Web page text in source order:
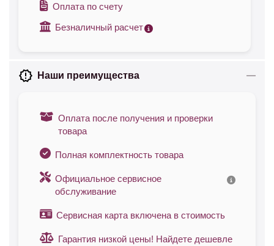
Оплата по счету
Безналичный расчет
Наши преимущества
Оплата после получения и проверки
товара
Полная комплектность товара
Официальное сервисное
обслуживание
Сервисная карта включена в стоимость
Гарантия низкой цены! Найдете дешевле